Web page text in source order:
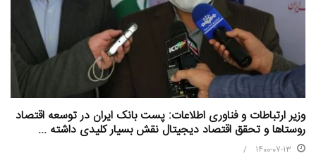
وزیر ارتباطات و فناوری اطلاعات: پست بانک ایران در توسعه اقتصاد
روستاها و تحقق اقتصاد دیجیتال نقش بسیار کلیدی داشته ...
1400-07-13